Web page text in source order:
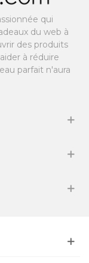
qui
du web à
des produits
à réduire
parfait n'aura